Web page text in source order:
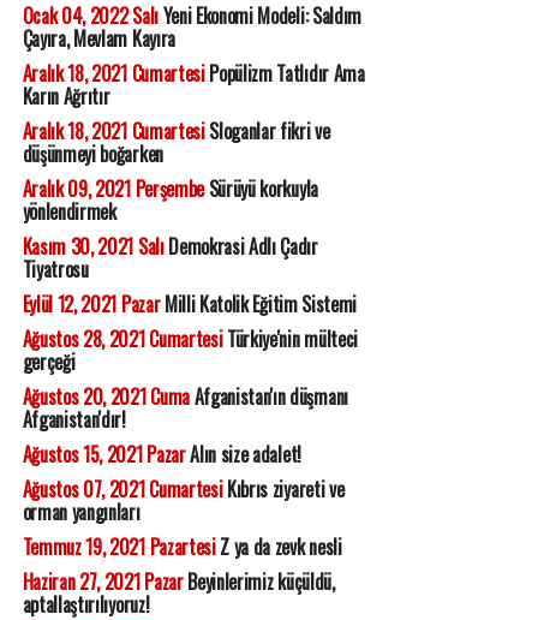
Ocak 04, 2022 SalıYeni Ekonomi Modeli: Saldım
Çayıra, Mevlam Kayıra
Aralık 18, 2021 CumartesiPopülizm Tatlıdır Ama
Karın Ağrıtır
Aralık 18, 2021 CumartesiSloganlar fikri ve
düşünmeyi boğarken
Aralık 09, 2021 PerşembeSürüyü korkuyla
yönlendirmek
Kasım 30, 2021 SalıDemokrasi Adlı Çadır
Tiyatrosu
Eylül 12, 2021 PazarMilli Katolik Eğitim Sistemi
Ağustos 28, 2021 CumartesiTürkiye'nin mülteci
gerçeği
Ağustos 20, 2021 CumaAfganistan'ın düşmanı
Afganistan'dır!
Ağustos 15, 2021 PazarAlın size adalet!
Ağustos 07, 2021 CumartesiKıbrıs ziyareti ve
orman yangınları
Temmuz 19, 2021 PazartesiZ ya da zevk nesli
Haziran 27, 2021 PazarBeyinlerimiz küçüldü,
aptallaştırılıyoruz!